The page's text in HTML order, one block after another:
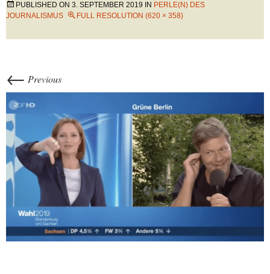
PUBLISHED ON 3. SEPTEMBER 2019 IN PERLE(N) DES
JOURNALISMUS
FULL RESOLUTION (620 × 358)
← Previous